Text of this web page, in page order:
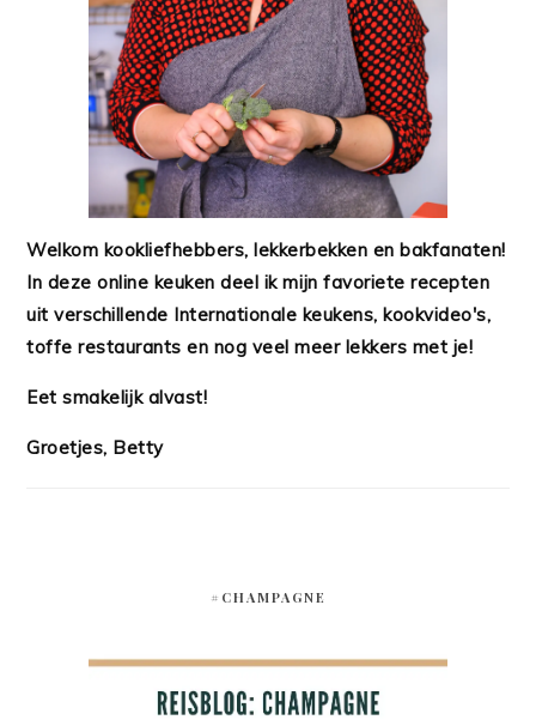
Welkom kookliefhebbers, lekkerbekken en bakfanaten!
In deze online keuken deel ik mijn favoriete recepten
uit verschillende Internationale keukens, kookvideo's,
toffe restaurants en nog veel meer lekkers met je!
Eet smakelijk alvast!
Groetjes, Betty
#CHAMPAGNE